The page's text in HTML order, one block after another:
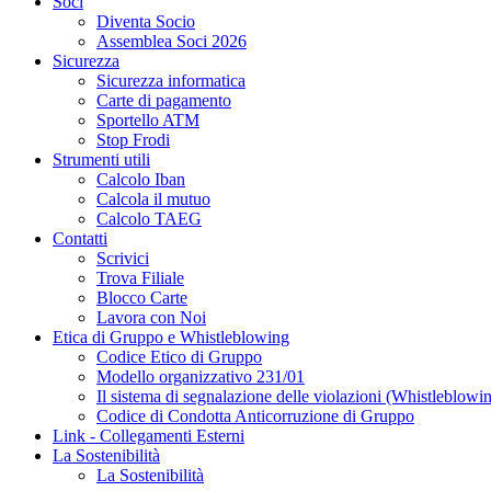
Diventa Socio
Assemblea Soci 2026
Sicurezza
Sicurezza informatica
Carte di pagamento
Sportello ATM
Stop Frodi
Strumenti utili
Calcolo Iban
Calcola il mutuo
Calcolo TAEG
Contatti
Scrivici
Trova Filiale
Blocco Carte
Lavora con Noi
Etica di Gruppo e Whistleblowing
Codice Etico di Gruppo
Modello organizzativo 231/01
Il sistema di segnalazione delle violazioni
Codice di Condotta Anticorruzione di Gruppo
Link - Collegamenti Esterni
La Sostenibilità
La Sostenibilità